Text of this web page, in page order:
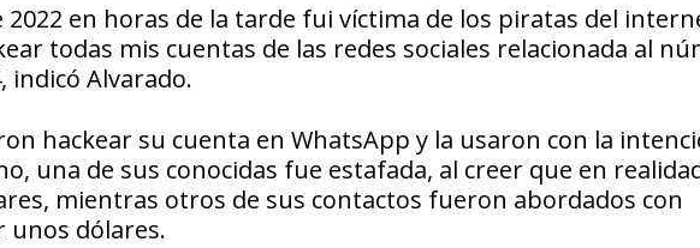
2022 en horas de la tarde fui víctima de los piratas del
todas mis cuentas de las redes sociales relacionada al
indicó Alvarado.
hackear su cuenta en WhatsApp y la usaron con la
una de sus conocidas fue estafada, al creer que en
mientras otros de sus contactos fueron abordados con
unos dólares.